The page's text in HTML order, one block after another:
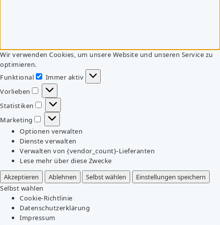
Wir verwenden Cookies, um unsere Website und unseren Service zu
optimieren.
Funktional
Funktional
Immer aktiv
Vorlieben
Vorlieben
Statistiken
Statistiken
Marketing
Marketing
Optionen verwalten
Dienste verwalten
Verwalten von {vendor_count}-Lieferanten
Lese mehr über diese Zwecke
Akzeptieren
Ablehnen Selbst wählen
Einstellungen speichern
Selbst wählen
Cookie-Richtlinie
Datenschutzerklärung
Impressum